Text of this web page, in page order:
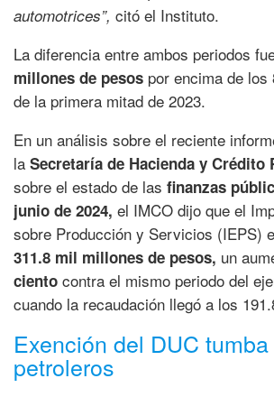
automotrices”, citó el Instituto.
La diferencia entre ambos periodos
millones de pesos por encima de
de la primera mitad de 2023.
En un análisis sobre el reciente
la Secretaría de Hacienda y Crédito
sobre el estado de las finanzas
junio de 2024, el IMCO dijo que el
sobre Producción y Servicios (IEPS)
311.8 mil millones de pesos, un
ciento contra el mismo periodo del
cuando la recaudación llegó a los
Exención del DUC
petroleros